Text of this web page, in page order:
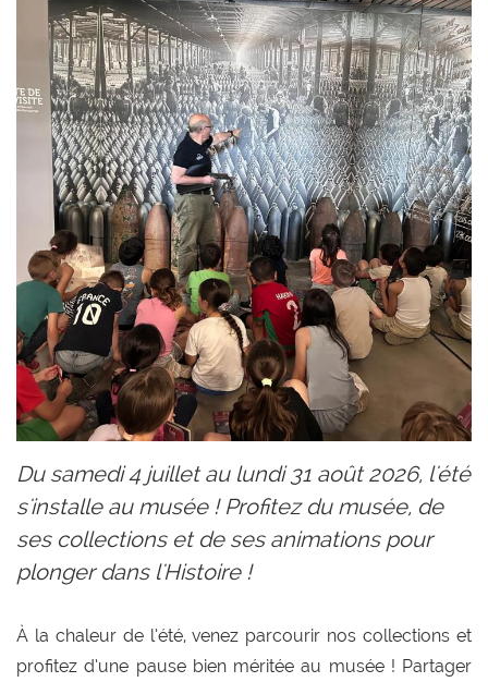
Du samedi 4 juillet au lundi 31 août 2026, l'été
s'installe au musée ! Profitez du musée, de
ses collections et de ses animations pour
plonger dans l'Histoire !
À la chaleur de l’été, venez parcourir nos collections et
profitez d’une pause bien méritée au musée ! Partager